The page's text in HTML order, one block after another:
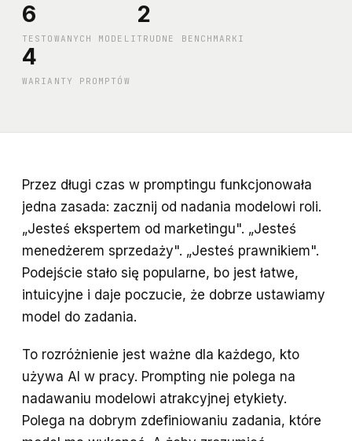
6
TESTOWANYCH MODELI
2
TRUDNE BENCHMARKI
4
WARIANTY PROMPTÓW
Przez długi czas w promptingu funkcjonowała
jedna zasada: zacznij od nadania modelowi roli.
„Jesteś ekspertem od marketingu". „Jesteś
menedżerem sprzedaży". „Jesteś prawnikiem".
Podejście stało się popularne, bo jest łatwe,
intuicyjne i daje poczucie, że dobrze ustawiamy
model do zadania.
To rozróżnienie jest ważne dla każdego, kto
używa AI w pracy. Prompting nie polega na
nadawaniu modelowi atrakcyjnej etykiety.
Polega na dobrym zdefiniowaniu zadania, które